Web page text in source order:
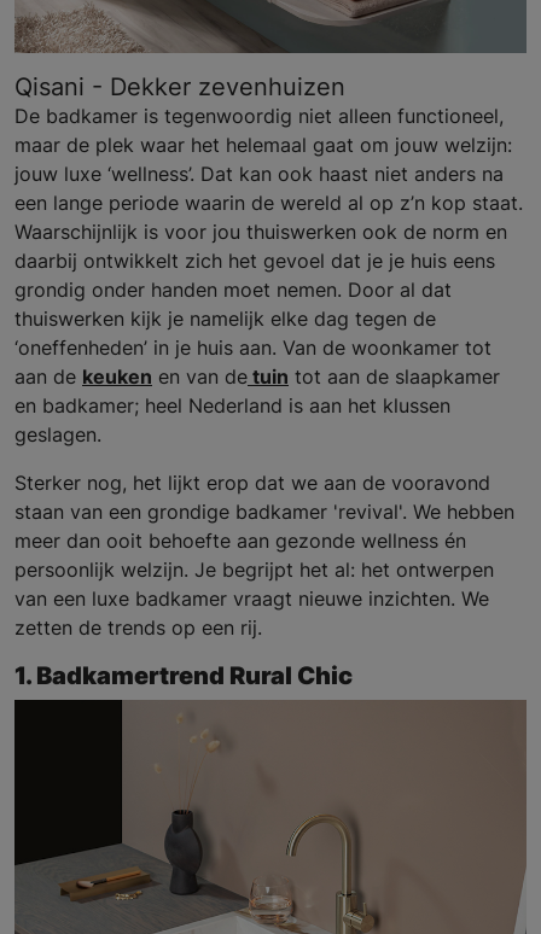
Qisani - Dekker zevenhuizen
De badkamer is tegenwoordig niet alleen functioneel,
maar de plek waar het helemaal gaat om jouw welzijn:
jouw luxe ‘wellness’. Dat kan ook haast niet anders na
een lange periode waarin de wereld al op z’n kop staat.
Waarschijnlijk is voor jou thuiswerken ook de norm en
daarbij ontwikkelt zich het gevoel dat je je huis eens
grondig onder handen moet nemen. Door al dat
thuiswerken kijk je namelijk elke dag tegen de
‘oneffenheden’ in je huis aan. Van de woonkamer tot
aan de keuken en van de tuin tot aan de slaapkamer
en badkamer; heel Nederland is aan het klussen
geslagen.
Sterker nog, het lijkt erop dat we aan de vooravond
staan van een grondige badkamer 'revival'. We hebben
meer dan ooit behoefte aan gezonde wellness én
persoonlijk welzijn. Je begrijpt het al: het ontwerpen
van een luxe badkamer vraagt nieuwe inzichten. We
zetten de trends op een rij.
1. Badkamertrend Rural Chic